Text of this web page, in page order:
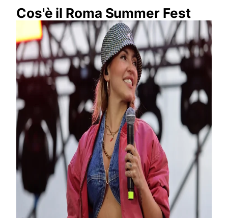
Cos'è il Roma Summer Fest